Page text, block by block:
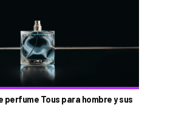
perfume Tous para hombre y sus